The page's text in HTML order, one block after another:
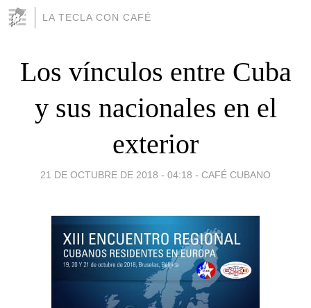
LA TECLA CON CAFÉ
Los vínculos entre Cuba
y sus nacionales en el
exterior
21 DE OCTUBRE DE 2018 - 04:18 - CAFÉ CUBANO